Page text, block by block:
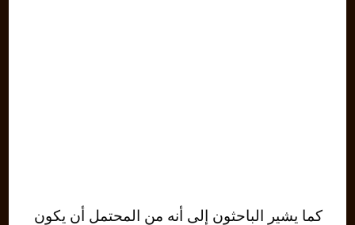
كما يشير الباحثون إلى أنه من المحتمل أن يكون